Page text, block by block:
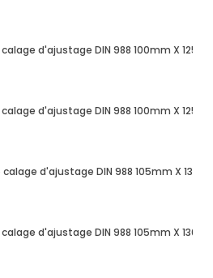
d'ajustage DIN 988 100mm X
d'ajustage DIN 988 100mm X
d'ajustage DIN 988 105mm X
d'ajustage DIN 988 105mm X